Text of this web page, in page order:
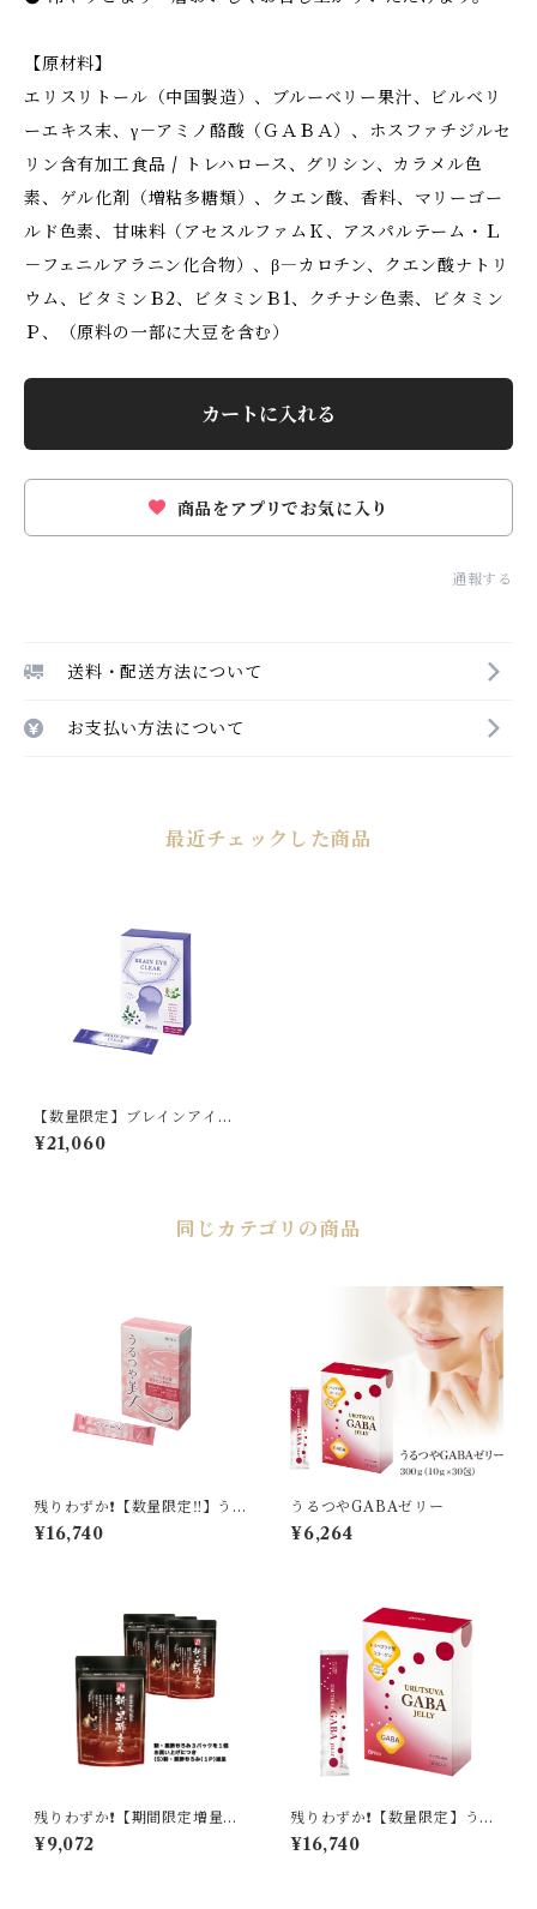
【原材料】
エリスリトール（中国製造）、ブルーベリー果汁、ビルベリ
ーエキス末、γ－アミノ酪酸（ＧＡＢＡ）、ホスファチジルセ
リン含有加工食品 / トレハロース、グリシン、カラメル色
素、ゲル化剤（増粘多糖類）、クエン酸、香料、マリーゴー
ルド色素、甘味料（アセスルファムＫ、アスパルテーム・Ｌ
－フェニルアラニン化合物）、β―カロチン、クエン酸ナトリ
ウム、ビタミンＢ2、ビタミンＢ1、クチナシ色素、ビタミン
Ｐ、（原料の一部に大豆を含む）
カートに入れる
商品をアプリでお気に入り
通報する
送料・配送方法について
お支払い方法について
最近チェックした商品
【数量限定】ブレインアイク
リア 3箱入り
¥21,060
同じカテゴリの商品
残りわずか❗️【数量限定‼️】う
るつや美人 ４箱セット
¥16,740
うるつやGABAゼリー
¥6,264
残りわずか❗️【期間限定増量
中‼️】 新・黒酢もろみ 〈米
酢・にんにく加工食品〉4パッ
¥9,072
残りわずか❗️【数量限定】うる
つやGABAゼリー 3箱セット
¥16,740